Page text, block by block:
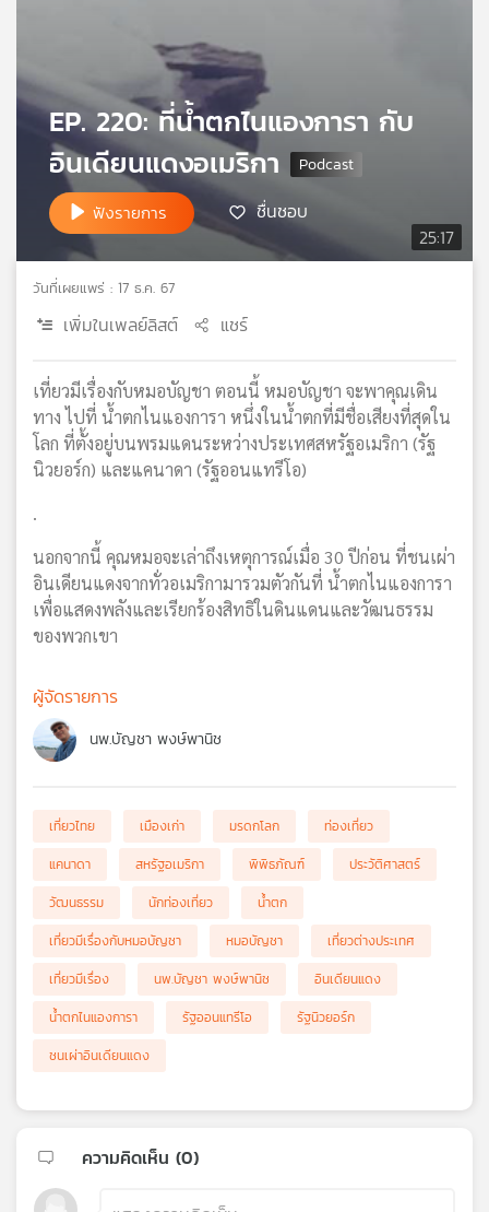
วิทยุ
ไทย
แผนที่
วิทยุ
เครือ
ข่าย
25:17
EP. 220: ที่น้ำตกไนแองการา กับ
อินเดียนแดงอเมริกา
ฟังรายการ ชื่นชอบ
วันที่เผยแพร่ : 17 ธ.ค. 67
เพิ่มในเพลย์ลิสต์ แชร์
เที่ยวมีเรื่องกับหมอบัญชา ตอนนี้ หมอบัญชา จะพาคุณเดิน
ทาง ไปที่ น้ำตกไนแองการา หนึ่งในน้ำตกที่มีชื่อเสียงที่สุดใน
โลก ที่ตั้งอยู่บนพรมแดนระหว่างประเทศสหรัฐอเมริกา (รัฐ
นิวยอร์ก) และแคนาดา (รัฐออนแทรีโอ)
.
นอกจากนี้ คุณหมอจะเล่าถึงเหตุการณ์เมื่อ 30 ปีก่อน ที่ชนเผ่า
อินเดียนแดงจากทั่วอเมริกามารวมตัวกันที่ น้ำตกไนแองการา
เพื่อแสดงพลังและเรียกร้องสิทธิในดินแดนและวัฒนธรรม
ของพวกเขา
ผู้จัดรายการ
นพ.บัญชา พงษ์พานิช
เที่ยวไทย เมืองเก่า มรดกโลก
ท่องเที่ยว
แคนาดา
สหรัฐอเมริกา พิพิธภัณฑ์
ประวัติศาสตร์
วัฒนธรรม
นักท่องเที่ยว
น้ำตก
เที่ยวมีเรื่องกับหมอบัญชา
หมอบัญชา
เที่ยวต่างประเทศ
เที่ยวมีเรื่อง
นพ.บัญชา พงษ์พานิช
อินเดียนแดง
น้ำตกไนแองการา
รัฐออนแทรีโอ
รัฐนิวยอร์ก
ชนเผ่าอินเดียนแดง
ความคิดเห็น (0)